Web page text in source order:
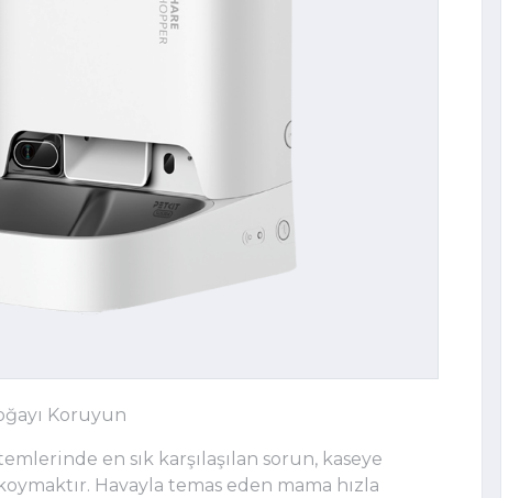
Koruyun
en sık karşılaşılan sorun, kaseye
Havayla temas eden mama hızla